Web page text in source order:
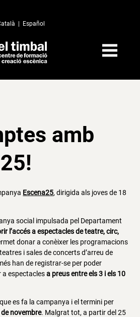
Español
amb
Escena25, dirigida als joves de 18
social impulsada pel Departament
l’accés a espectacles de teatre, circ,
donar a conèixer les programacions
i sales de concerts d’arreu de
han de registrar-se per poder
a espectaclesa preus entre els 3 i els 10
es fa la campanya i el termini per
novembre. Malgrat tot, a partir del 25